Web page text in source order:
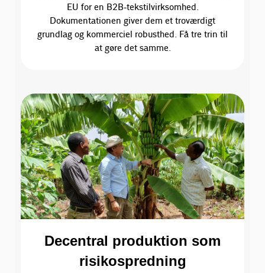
EU for en B2B-tekstilvirksomhed.
Dokumentationen giver dem et troværdigt
grundlag og kommerciel robusthed. Få tre trin til
at gøre det samme.
Decentral produktion som
risikospredning